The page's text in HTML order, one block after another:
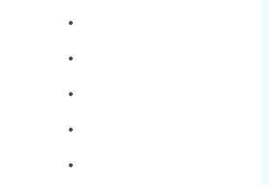
・
・
・
・
・